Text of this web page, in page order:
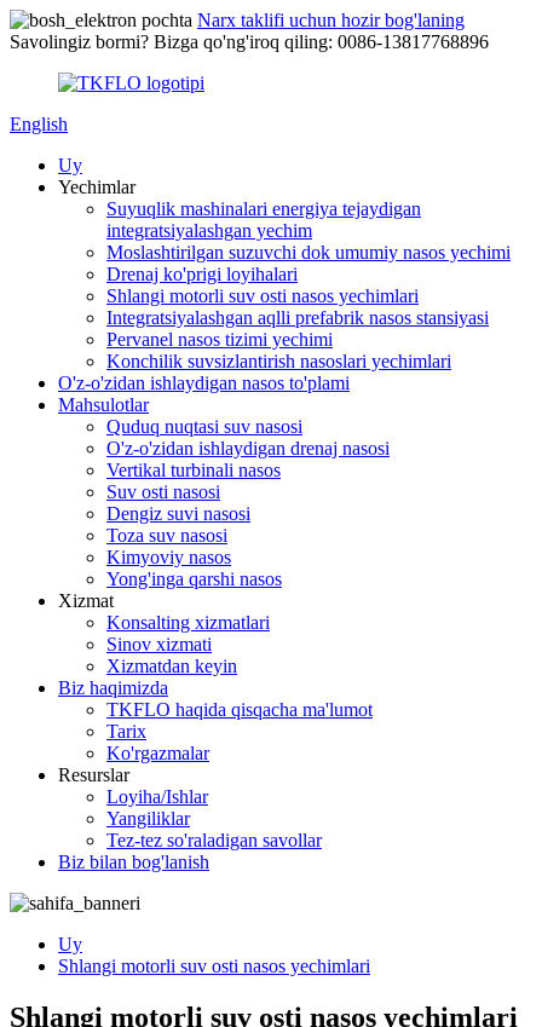
Narx taklifi uchun hozir bog'laning
Savolingiz bormi? Bizga qo'ng'iroq qiling: 0086-13817768896
English
Uy
Yechimlar
Suyuqlik mashinalari energiya tejaydigan
integratsiyalashgan yechim
Moslashtirilgan suzuvchi dok umumiy nasos yechimi
Drenaj ko'prigi loyihalari
Shlangi motorli suv osti nasos yechimlari
Integratsiyalashgan aqlli prefabrik nasos stansiyasi
Pervanel nasos tizimi yechimi
Konchilik suvsizlantirish nasoslari yechimlari
O'z-o'zidan ishlaydigan nasos to'plami
Mahsulotlar
Quduq nuqtasi suv nasosi
O'z-o'zidan ishlaydigan drenaj nasosi
Vertikal turbinali nasos
Suv osti nasosi
Dengiz suvi nasosi
Toza suv nasosi
Kimyoviy nasos
Yong'inga qarshi nasos
Xizmat
Konsalting xizmatlari
Sinov xizmati
Xizmatdan keyin
Biz haqimizda
TKFLO haqida qisqacha ma'lumot
Tarix
Ko'rgazmalar
Resurslar
Loyiha/Ishlar
Yangiliklar
Tez-tez so'raladigan savollar
Biz bilan bog'lanish
Uy
Shlangi motorli suv osti nasos yechimlari
Shlangi motorli suv osti nasos yechimlari